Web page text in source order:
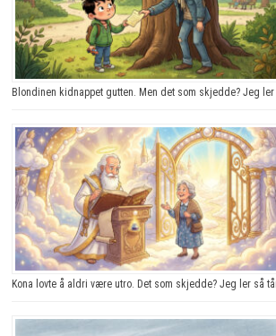
Blondinen kidnappet gutten. Men det som skjedde? Jeg
Kona lovte å aldri være utro. Det som skjedde? Jeg ler så